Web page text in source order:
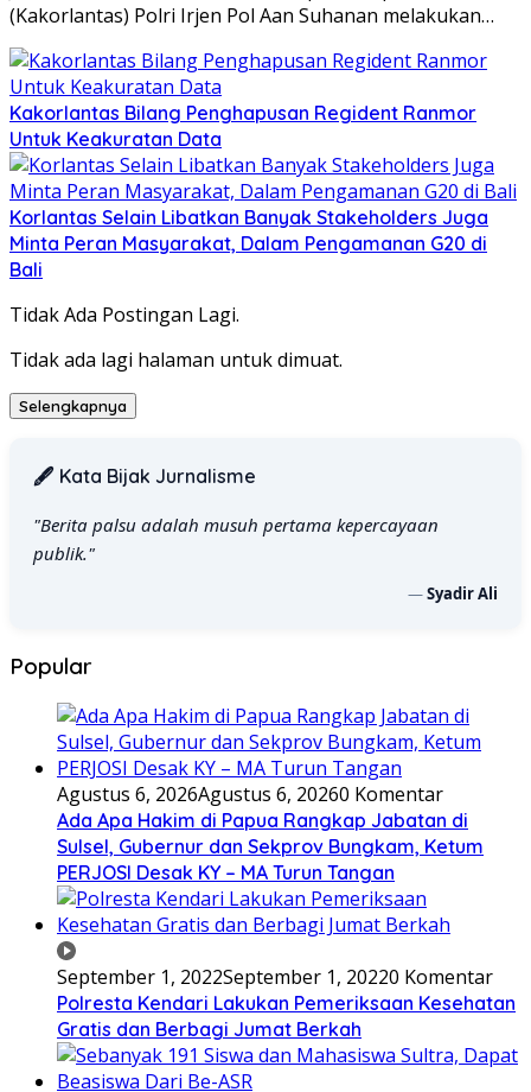
(Kakorlantas) Polri Irjen Pol Aan Suhanan melakukan…
Kakorlantas Bilang Penghapusan Regident Ranmor
Untuk Keakuratan Data
Korlantas Selain Libatkan Banyak Stakeholders Juga
Minta Peran Masyarakat, Dalam Pengamanan G20 di
Bali
Tidak Ada Postingan Lagi.
Tidak ada lagi halaman untuk dimuat.
Selengkapnya
🖋️ Kata Bijak Jurnalisme
"Berita palsu adalah musuh pertama kepercayaan
publik."
—Syadir Ali
Popular
Agustus 6, 2026Agustus 6, 20260 Komentar
Ada Apa Hakim di Papua Rangkap Jabatan di
Sulsel, Gubernur dan Sekprov Bungkam, Ketum
PERJOSI Desak KY – MA Turun Tangan
September 1, 2022September 1, 20220 Komentar
Polresta Kendari Lakukan Pemeriksaan Kesehatan
Gratis dan Berbagi Jumat Berkah